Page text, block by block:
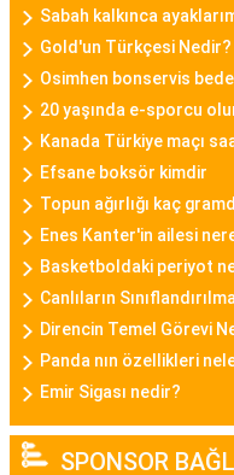
Casio Bayan Saat
Casio, sağlamlığı ve
markadır. Casio
ve şıklığı bir araya
kullanıma uygun
Fossil, vintage ve
birleştiren bayan
bayan saatleri,
kullanımıyla öne çıkar.
Altın Saat Bayan
Sabah kalkınca
Gold'un Türkçesi Nedir?
Osimhen bonservis
20 yaşında e-sporcu
Kanada Türkiye maçı
Efsane boksör kimdir
Topun ağırlığı kaç
Enes Kanter'in ailesi
Basketboldaki periyot
Canlıların
Direncin Temel Görevi
Panda nın özellikleri
Emir Sigası nedir?
SPONSOR